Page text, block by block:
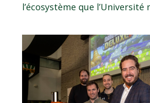
l’écosystème que l’Université